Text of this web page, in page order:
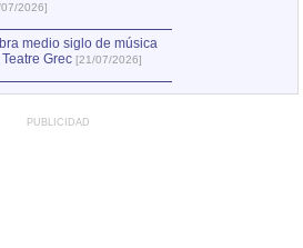
2026]
medio siglo de música
Grec [21/07/2026]
PUBLICIDAD